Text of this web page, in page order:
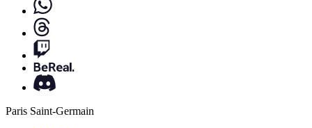
Paris Saint-Germain